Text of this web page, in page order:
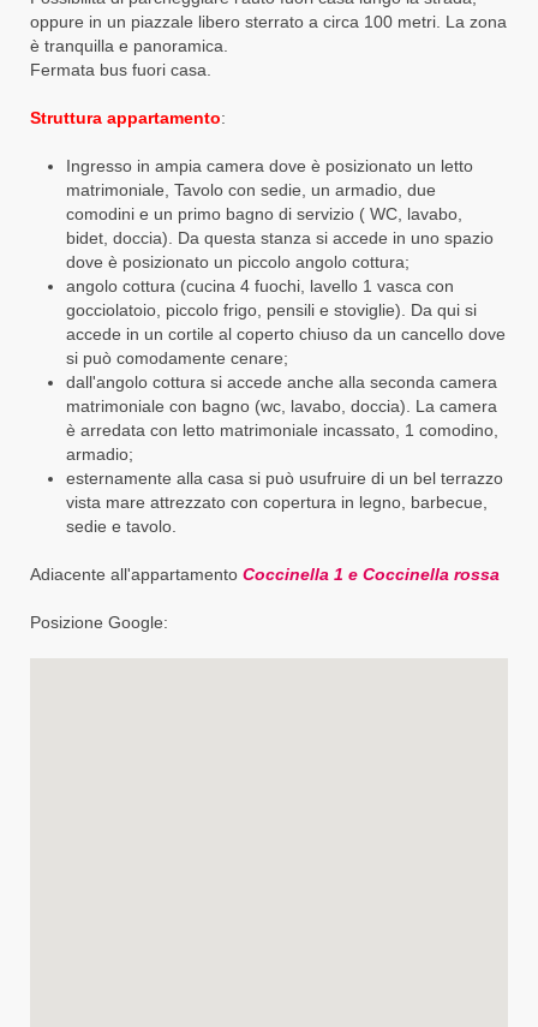
oppure in un piazzale libero sterrato a circa 100 metri. La zona
è tranquilla e panoramica.
Fermata bus fuori casa.
Struttura appartamento:
Ingresso in ampia camera dove è posizionato un letto
matrimoniale, Tavolo con sedie, un armadio, due
comodini e un primo bagno di servizio ( WC, lavabo,
bidet, doccia). Da questa stanza si accede in uno spazio
dove è posizionato un piccolo angolo cottura;
angolo cottura (cucina 4 fuochi, lavello 1 vasca con
gocciolatoio, piccolo frigo, pensili e stoviglie). Da qui si
accede in un cortile al coperto chiuso da un cancello dove
si può comodamente cenare;
dall'angolo cottura si accede anche alla seconda camera
matrimoniale con bagno (wc, lavabo, doccia). La camera
è arredata con letto matrimoniale incassato, 1 comodino,
armadio;
esternamente alla casa si può usufruire di un bel terrazzo
vista mare attrezzato con copertura in legno, barbecue,
sedie e tavolo.
Adiacente all'appartamento Coccinella 1 e Coccinella rossa
Posizione Google: